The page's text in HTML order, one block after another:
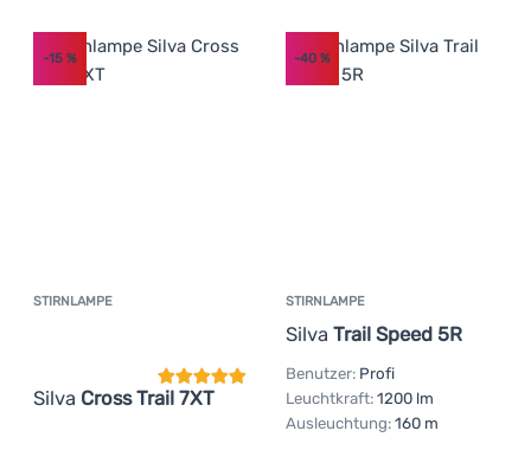
STIRNLAMPE
Silva Cross Trail 7XT
Kundenbewertung
-15 %
STIRNLAMPE
Silva Trail Speed 5R
-40%
Benutzer: Profi
Leuchtkraft: 1200 lm
Ausleuchtung: 160 m